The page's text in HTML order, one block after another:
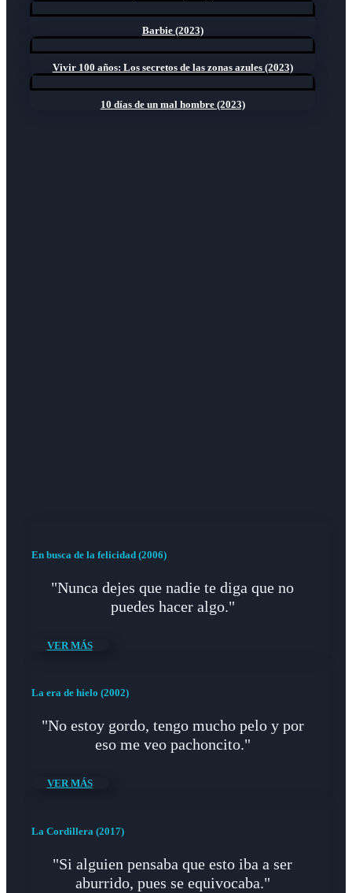
Barbie (2023)
Vivir 100 años: Los secretos de las zonas azules (2023)
10 días de un mal hombre (2023)
En busca de la felicidad (2006)
"Nunca dejes que nadie te diga que no
puedes hacer algo."
VER MÁS
La era de hielo (2002)
"No estoy gordo, tengo mucho pelo y por
eso me veo pachoncito."
VER MÁS
La Cordillera (2017)
"Si alguien pensaba que esto iba a ser
aburrido, pues se equivocaba."